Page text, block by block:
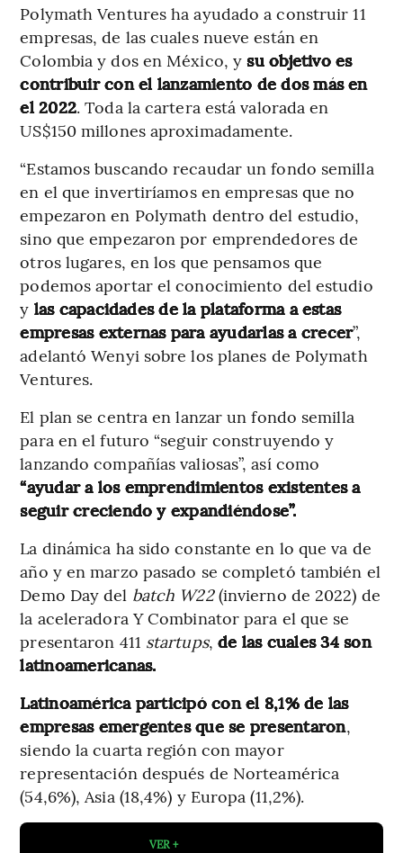
Polymath Ventures ha ayudado a construir 11
empresas, de las cuales nueve están en
Colombia y dos en México, y su objetivo es
contribuir con el lanzamiento de dos más en
el 2022. Toda la cartera está valorada en
US$150 millones aproximadamente.
“Estamos buscando recaudar un fondo semilla
en el que invertiríamos en empresas que no
empezaron en Polymath dentro del estudio,
sino que empezaron por emprendedores de
otros lugares, en los que pensamos que
podemos aportar el conocimiento del estudio
y las capacidades de la plataforma a estas
empresas externas para ayudarlas a crecer”,
adelantó Wenyi sobre los planes de Polymath
Ventures.
El plan se centra en lanzar un fondo semilla
para en el futuro “seguir construyendo y
lanzando compañías valiosas”, así como
“ayudar a los emprendimientos existentes a
seguir creciendo y expandiéndose”.
La dinámica ha sido constante en lo que va de
año y en marzo pasado se completó también el
Demo Day del batch W22(invierno de 2022) de
la aceleradora Y Combinator para el que se
presentaron 411 startups, de las cuales 34 son
latinoamericanas.
Latinoamérica participó con el 8,1% de las
empresas emergentes que se presentaron,
siendo la cuarta región con mayor
representación después de Norteamérica
(54,6%), Asia (18,4%) y Europa (11,2%).
VER +